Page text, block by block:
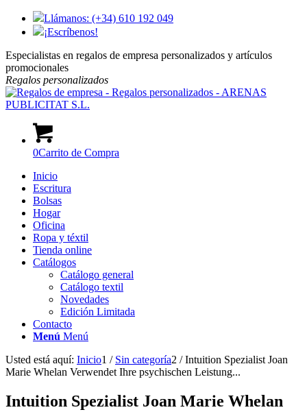
Llámanos: (+34) 610 192 049
¡Escríbenos!
Especialistas en regalos de empresa personalizados y artículos
promocionales
Regalos personalizados
0Carrito de Compra
Inicio
Escritura
Bolsas
Hogar
Oficina
Ropa y téxtil
Tienda online
Catálogos
Catálogo general
Catálogo textil
Novedades
Edición Limitada
Contacto
Menú Menú
Usted está aquí: Inicio1 / Sin categoría2 / Intuition Spezialist Joan
Marie Whelan Verwendet Ihre psychischen Leistung...
Intuition Spezialist Joan Marie Whelan